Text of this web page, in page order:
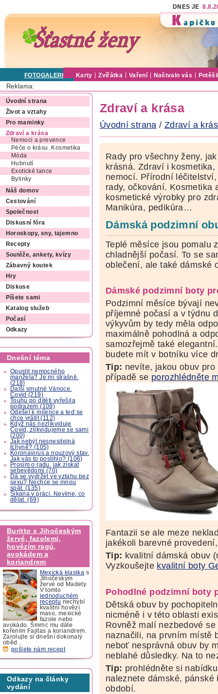
DNES JE
FOTOGALERIE Karty Zvířátka Vaření Naštvalo vás
Reklama:
Úvodní strana
Život a vztahy
Pro maminky
Zdraví a krása
Nemoci a prevence
Péče o krásu. Kosmetika
Móda
Hubnutí
Exotické tance
Bylinky
Náš domov
Cestování
Společnost
Diskusní fóra
Horoskopy, sny, tajemno
Recepty
Soutěže, ankety, kvízy
Zábavný koutek
Hry
Diskuse
Píšete sami
Katalog služeb
Počasí
Odkazy
Dnešní téma
Opustit nemocného
manžela? Je mi strašně.
(218)
Další smutné Vánoce.
Covid (219)
Touhu po dítěti vyřešila
podrazem (109)
Odešel k milence a teď se
chce vrátit (112)
Když nás nezlikviduje
Covid, zlikvidujeme se sami
(200)
Jak nebýt nesnesitelná
tchyně? (105)
Koronavirus a nouzový stav.
Jak vás to postihlo? (106)
Prosím o radu, jak získat
sebevědomí (70)
Dá se vydržet ve vztahu bez
sexu? Nechce se mnou
spát. (135)
Šikana v práci. Nevíme, co
dělat. (69)
Buritto s Jihočeským
žervé, fazolemi,
hovězím ragú,
avokádem a
koriandrem
Mexická klasika s
Jihočeským
žervé od Madety.
V tomto
jednoduchém
receptu nechybí
kvalitní hovězí
maso, mexické
fazole nebo
avokádo. Šmrnc mu dáte
kořením Fajitas a koriandrem.
Zarolujte si dnešní dokonalý
oběd...
pošlete nám recept
Odkazy na články
vydání
Zdraví a krása
Úvodní strana / Zdraví a
Rady pro všechny ženy,
krásná. Zdraví i
nemocí. Přírodní
rady, očkování. Kosmetika
kosmetické výrobky pro
Manikúra, pedikúra…
Dámská podzimní
Teplé měsíce jsou pomalu
chladnější počasí. To se
oblečení, ale také dámské
Dámské podzimní boty
Podzimní měsíce bývají
příjemné počasí a v týdnu
výkyvům by tedy měla
maximálně pohodlná a
samozřejmě také
budete mít v botníku více
Tip: nevíte, jakou obuv
případě se porozhlédněte
Fantazii se ale meze
jakékoli barevné
Tip: kvalitní dámská obuv
Vyzkoušejte kvalitní boty
Pohodlné podzimní boty
Dětská obuv by
nicméně i v této oblasti
Rovněž malí nezbedové
naznačili, na prvním místě
neboť nesprávná obuv by
neblahé důsledky. Na to
Tip: prohlédněte si
naleznete dámské,
období.